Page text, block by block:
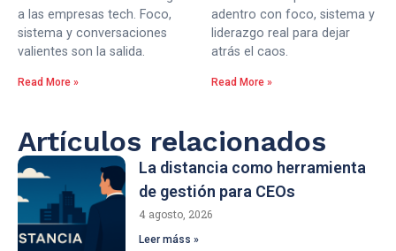
a las empresas tech. Foco,
sistema y conversaciones
valientes son la salida.
Read More »
adentro con foco, sistema y
liderazgo real para dejar
atrás el caos.
Read More »
Artículos relacionados
La distancia como herramienta
de gestión para CEOs
4 agosto, 2026
Leer máss »